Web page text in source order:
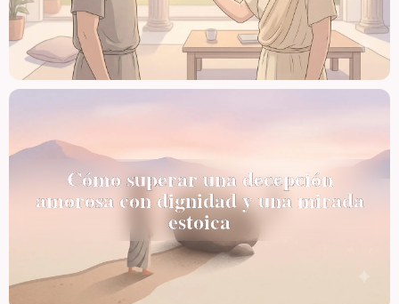
Cómo superar una decepción
amorosa con dignidad y una mirada
estoica